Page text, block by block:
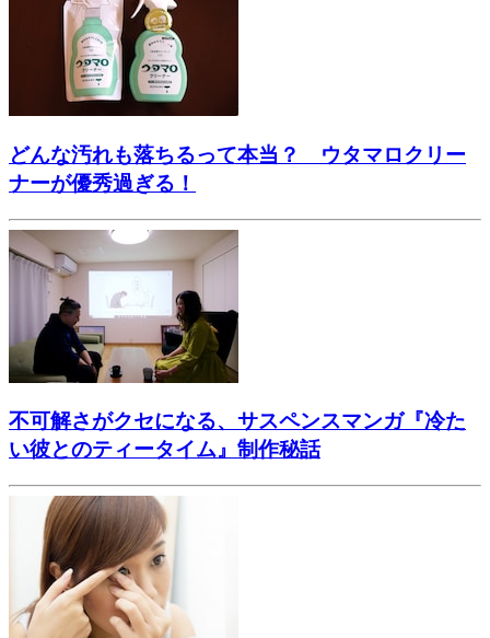
どんな汚れも落ちるって本当？ ウタマロクリー
ナーが優秀過ぎる！
不可解さがクセになる、サスペンスマンガ『冷た
い彼とのティータイム』制作秘話